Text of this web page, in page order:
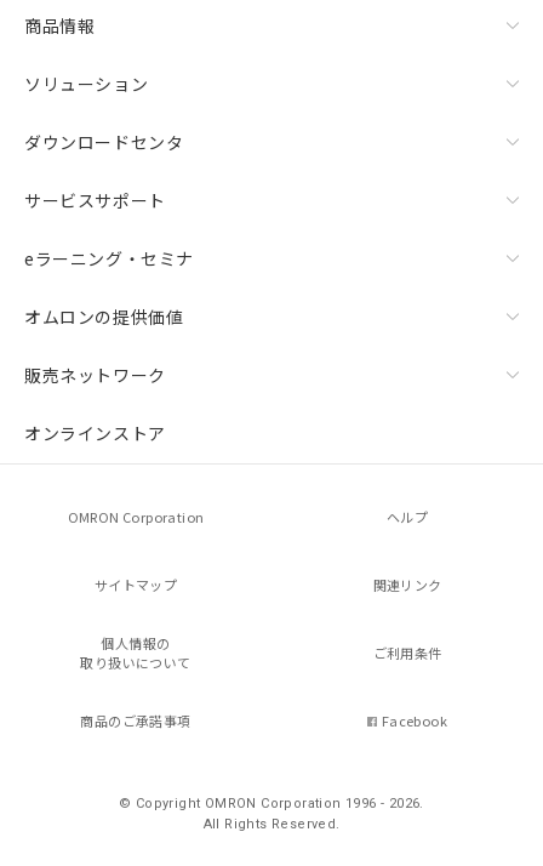
商品情報
ソリューション
ダウンロードセンタ
サービスサポート
eラーニング・セミナ
オムロンの提供価値
販売ネットワーク
オンラインストア
OMRON Corporation ヘルプ
サイトマップ 関連リンク
個人情報の
取り扱いについて
ご利用条件
商品のご承諾事項 Facebook
© Copyright OMRON Corporation 1996 - 2026.
All Rights Reserved.